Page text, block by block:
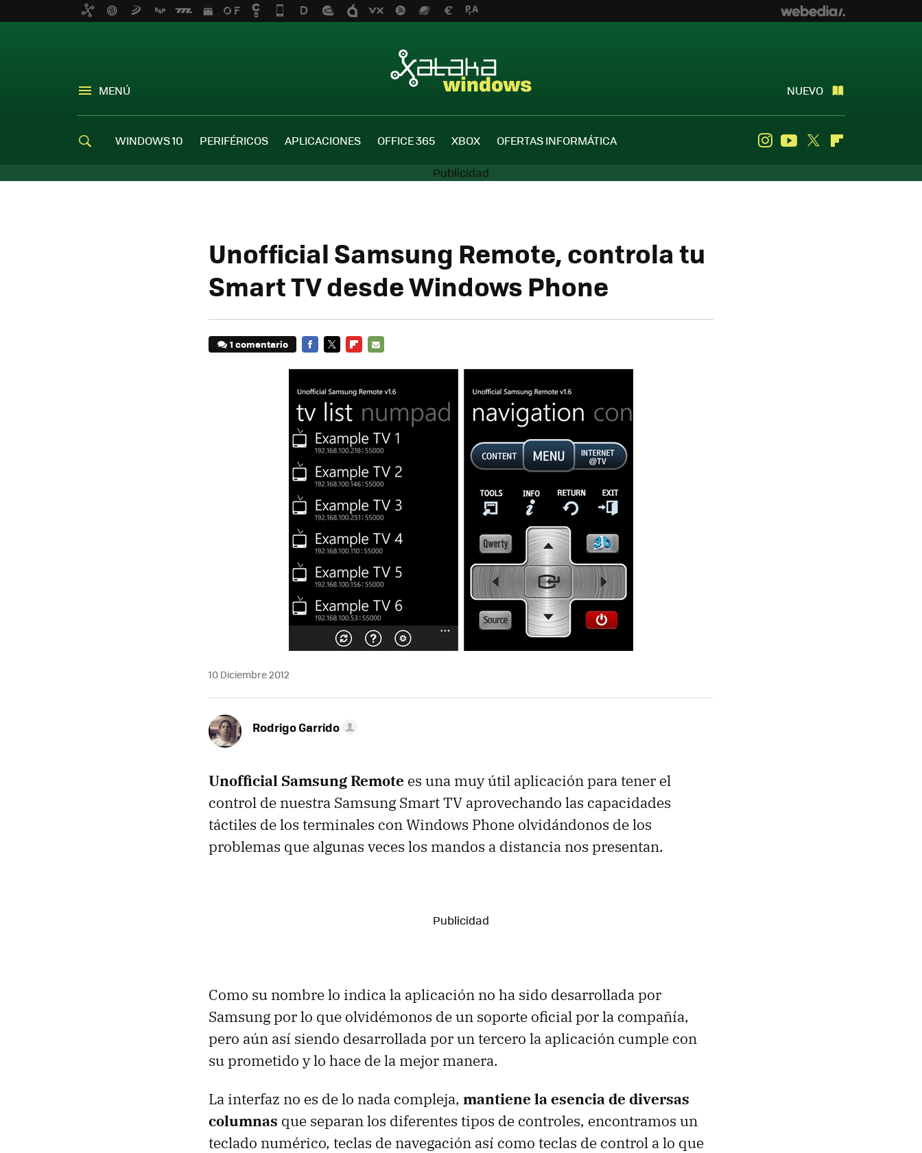
MENÚ NUEVO
WINDOWS 10 PERIFÉRICOS APLICACIONES OFFICE 365 XBOX OFERTAS INFORMÁTICA InstagramYoutube
Twitter
Unofficial Samsung Remote, controla tu
Smart TV desde Windows Phone
1 comentario
10 Diciembre 2012
Rodrigo Garrido
Unofficial Samsung Remote es una muy útil aplicación para tener el
control de nuestra Samsung Smart TV aprovechando las capacidades
táctiles de los terminales con Windows Phone olvidándonos de los
problemas que algunas veces los mandos a distancia nos presentan.
Como su nombre lo indica la aplicación no ha sido desarrollada por
Samsung por lo que olvidémonos de un soporte oficial por la compañía,
pero aún así siendo desarrollada por un tercero la aplicación cumple con
su prometido y lo hace de la mejor manera.
La interfaz no es de lo nada compleja, mantiene la esencia de diversas
columnas que separan los diferentes tipos de controles, encontramos un
teclado numérico, teclas de navegación así como teclas de control a lo que